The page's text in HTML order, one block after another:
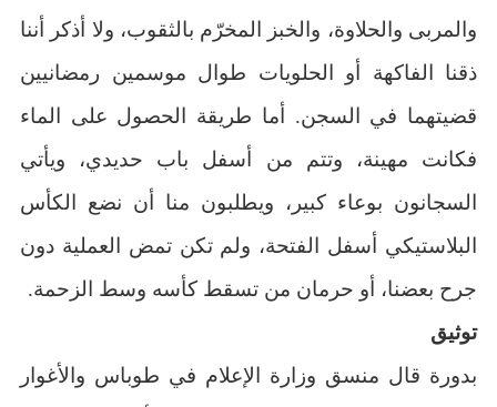
والمربى والحلاوة، والخبز المخرّم بالثقوب، ولا أذكر أننا
ذقنا الفاكهة أو الحلويات طوال موسمين رمضانيين
قضيتهما في السجن. أما طريقة الحصول على الماء
فكانت مهينة، وتتم من أسفل باب حديدي، ويأتي
السجانون بوعاء كبير، ويطلبون منا أن نضع الكأس
البلاستيكي أسفل الفتحة، ولم تكن تمض العملية دون
جرح بعضنا، أو حرمان من تسقط كأسه وسط الزحمة.
توثيق
بدورة قال منسق وزارة الإعلام في طوباس والأغوار